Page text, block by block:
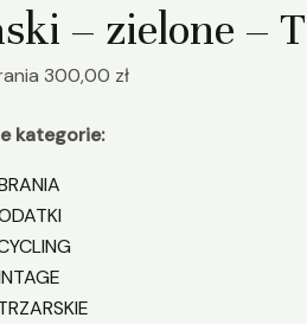
– zielone –
300,00 zł
kategorie: